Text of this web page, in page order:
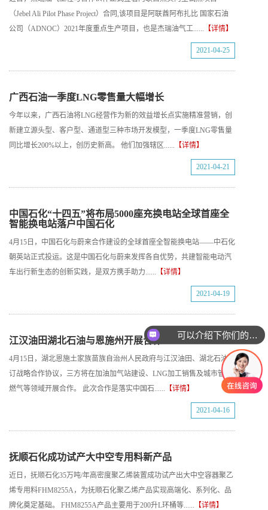
（Jebel Ali Pilot Phase Project）合同,该项目是阿联酋阿布扎比 国家石油
公司（ADNOC）2021年度重点生产项目，也是杰瑞油气工...... 【详情】
2021-04-25
广西石油一季度LNG零售量大幅增长
今年以来，广西石油将LNG经营作为新的效益增长点实施精准营销，创
新建立源头型、客户型、通道型三种市场开发模型，一季度LNG零售量
同比增长200%以上，创历史新高。 他们加强辖区...... 【详情】
2021-04-21
中国石化“十四五”将布局5000座充换电站全球首座全
智能换电站落户中国石化
4月15日，中国石化与蔚来合作建设的全球首座全智能换电站——中石化
朝英站正式投运。这是中国石化与蔚来发挥各自优势，共建智能电动汽
车出行新生态的创新实践，是双方携手助力...... 【详情】
2021-04-19
江汉油田湖北石油与恩施州开展合作
4月15日，湖北恩施土家族苗族自治州人民政府与江汉油田、湖北石油签
订战略合作协议，三方将在加油加气站建设、LNG加工销售及城市管道
燃气等领域开展合作。 此次合作是落实中国石...... 【详情】
2021-04-16
抚顺石化成功试产大中空专用料新产品
近日，抚顺石化35万吨/年高密度聚乙烯装置成功试产出大中空容器聚乙
烯专用料FHM8255A，为抚顺石化聚乙烯产品实现高端化、系列化、品
牌化奠定基础。 FHM8255A产品主要用于200升L环桶等...... 【详情】